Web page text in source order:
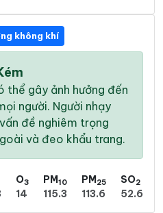
không khí
thể gây ảnh hưởng đến
người. Người nhạy
đề nghiêm trọng
và đeo khẩu trang.
O3
14
PM10
115.3
PM25
113.6
SO2
52.6